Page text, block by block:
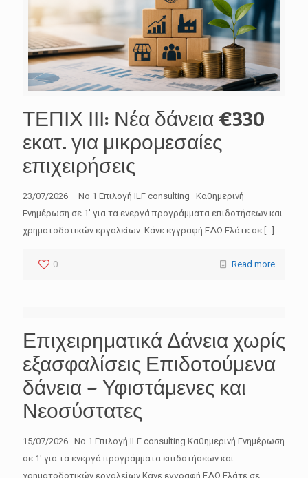
ΤΕΠΙΧ ΙΙΙ: Νέα δάνεια €330
εκατ. για μικρομεσαίες
επιχειρήσεις
23/07/2026 No 1 Επιλογή ILF consulting Καθημερινή
Ενημέρωση σε 1′ για τα ενεργά προγράμματα επιδοτήσεων και
χρηματοδοτικών εργαλείων Κάνε εγγραφή ΕΔΩ Ελάτε σε
0 Read more
Επιχειρηματικά Δάνεια χωρίς
εξασφαλίσεις Επιδοτούμενα
δάνεια – Υφιστάμενες και
Νεοσύστατες
15/07/2026 No 1 Επιλογή ILF consulting Καθημερινή Ενημέρωση
σε 1′ για τα ενεργά προγράμματα επιδοτήσεων και
χρηματοδοτικών εργαλείων Κάνε εγγραφή ΕΔΩ Ελάτε σε